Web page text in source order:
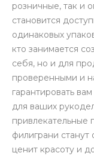
розничные, так и
становится
одинаковых
кто занимается
себя, но и для
проверенными и
гарантировать
для ваших
привлекательные
филиграни
ценит красоту и